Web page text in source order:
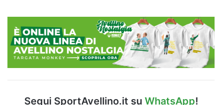
Segui SportAvellino.it su WhatsApp!